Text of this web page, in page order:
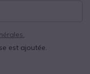
est ajoutée.